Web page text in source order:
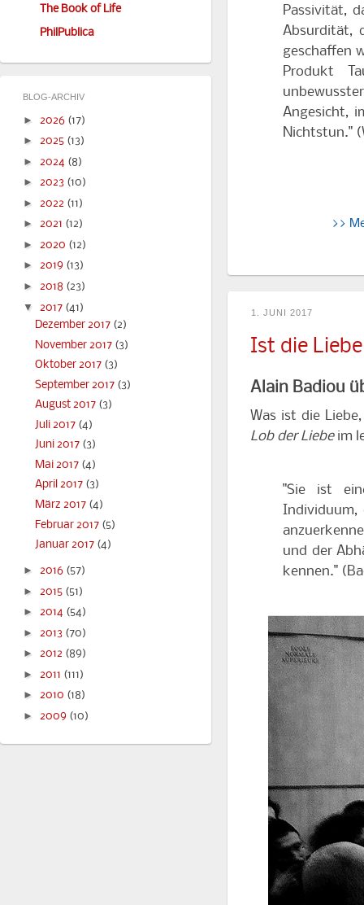
Passivität,
Absurdität,
geschaffen
Produkt
Angesicht,
Nichtstun."
>>
1. JUNI 2017
Ist die
Alain Badiou
Was ist die
Lob der Liebeim
"Sie ist
Individuum,
und der
kennen."
The Book of Life
PhilPublica
BLOG-ARCHIV
► 2026 (17)
► 2025 (13)
► 2024 (8)
► 2023 (10)
► 2022 (11)
► 2021 (12)
► 2020 (12)
► 2019 (13)
► 2018 (23)
▼ 2017 (41)
Dezember 2017 (2)
November 2017 (3)
Oktober 2017 (3)
September 2017 (3)
August 2017 (3)
Juli 2017 (4)
Juni 2017 (3)
Mai 2017 (4)
April 2017 (3)
März 2017 (4)
Februar 2017 (5)
Januar 2017 (4)
► 2016 (57)
► 2015 (51)
► 2014 (54)
► 2013 (70)
► 2012 (89)
► 2011 (111)
► 2010 (18)
► 2009 (10)